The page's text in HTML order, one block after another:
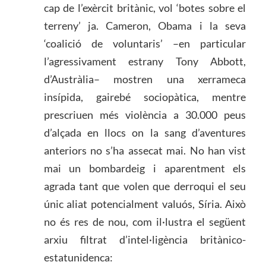
cap de l’exèrcit britànic, vol ‘botes sobre el
terreny’ ja. Cameron, Obama i la seva
‘coalició de voluntaris’ –en particular
l’agressivament estrany Tony Abbott,
d’Austràlia– mostren una xerrameca
insípida, gairebé sociopàtica, mentre
prescriuen més violència a 30.000 peus
d’alçada en llocs on la sang d’aventures
anteriors no s’ha assecat mai. No han vist
mai un bombardeig i aparentment els
agrada tant que volen que derroqui el seu
únic aliat potencialment valuós, Síria. Això
no és res de nou, com il·lustra el següent
arxiu filtrat d’intel·ligència britànico-
estatunidenca: